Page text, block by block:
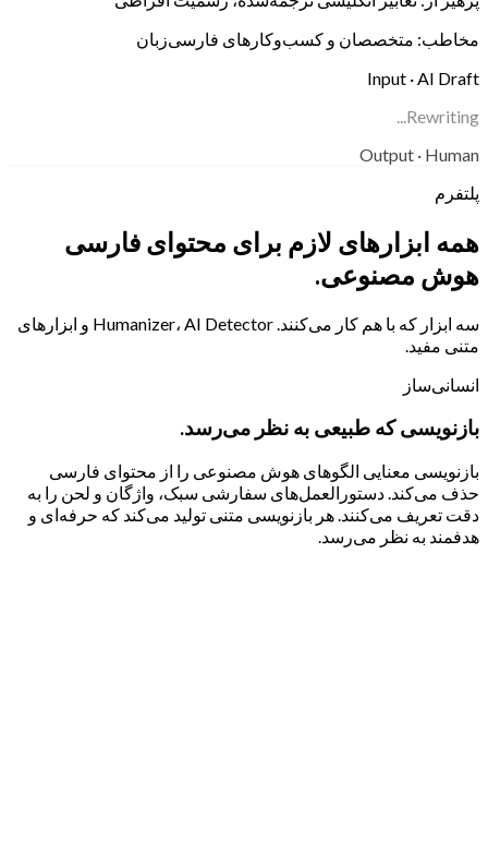
مخاطب: متخصصان و کسب‌وکارهای فارسی‌زبان
Input · AI Draft
Rewriting...
Output · Human
پلتفرم
همه ابزارهای لازم برای محتوای فارسی
هوش مصنوعی.
سه ابزار که با هم کار می‌کنند. Humanizer، AI Detector و ابزارهای
متنی مفید.
انسانی‌ساز
بازنویسی که طبیعی به نظر می‌رسد.
بازنویسی معنایی الگوهای هوش مصنوعی را از محتوای فارسی
حذف می‌کند. دستورالعمل‌های سفارشی سبک، واژگان و لحن را به
دقت تعریف می‌کنند. هر بازنویسی متنی تولید می‌کند که حرفه‌ای و
هدفمند به نظر می‌رسد.